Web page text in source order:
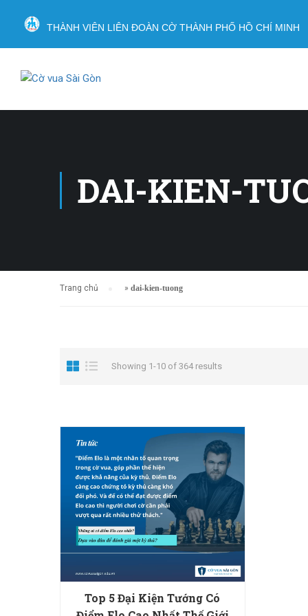
THÀNH VIÊN LIÊN ĐOÀN CỜ THÀNH PHỐ HỒ CHÍ MINH
DAI-KIEN-
Trang chủ » dai-kien-tuong
Showing 1-10 of 364 results
Top 5 Đại Kiện Tướng Có